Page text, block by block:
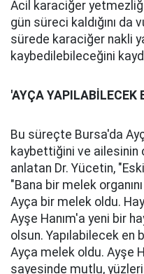
Acil karaciğer
gün süreci kaldığını da
sürede karaciğer nakli
kaybedilebileceğini
'AYÇA YAPILABİLECEK
Bu süreçte Bursa'da
kaybettiğini ve ailesinin
anlatan Dr. Yücetin,
"Bana bir melek
Ayça bir melek oldu.
Ayşe Hanım'a yeni bir
olsun. Yapılabilecek en
Ayça melek oldu. Ayşe
sayesinde mutlu,